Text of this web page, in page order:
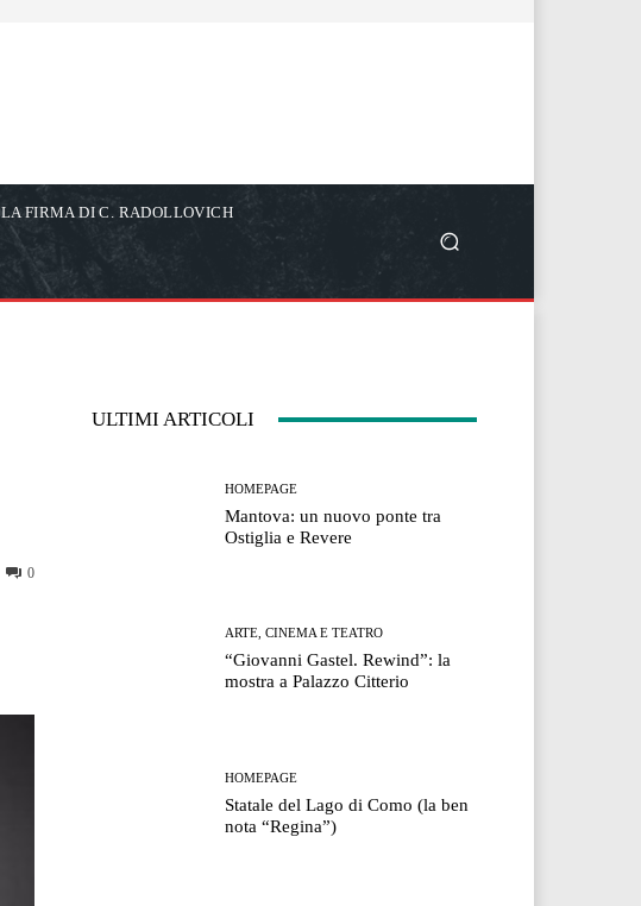
LA FIRMA DI C. RADOLLOVICH
0
ULTIMI ARTICOLI
HOMEPAGE
Mantova: un nuovo ponte tra
Ostiglia e Revere
ARTE, CINEMA E TEATRO
“Giovanni Gastel. Rewind”: la
mostra a Palazzo Citterio
HOMEPAGE
Statale del Lago di Como (la ben
nota “Regina”)